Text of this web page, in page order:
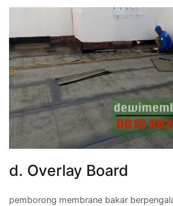
d. Overlay Board
pemborong membrane bakar